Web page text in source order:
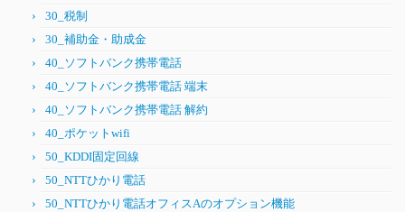
30_税制
30_補助金・助成金
40_ソフトバンク携帯電話
40_ソフトバンク携帯電話 端末
40_ソフトバンク携帯電話 解約
40_ポケットwifi
50_KDDI固定回線
50_NTTひかり電話
50_NTTひかり電話オフィスAのオプション機能